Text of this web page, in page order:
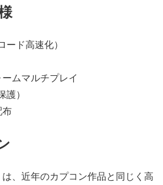
ード高速化）
ムマルチプレイ
）
布
は、近年のカプコン作品と同じく高